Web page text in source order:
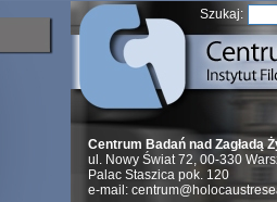
Szukaj:
Centrum Badań nad Zagładą
ul. Nowy Świat 72, 00-330
Palac Staszica pok. 120
e-mail: